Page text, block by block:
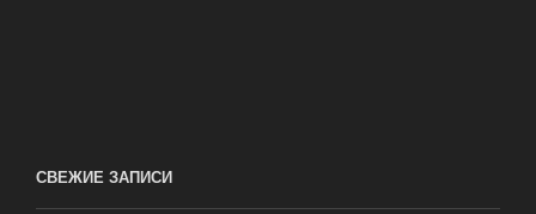
СВЕЖИЕ ЗАПИСИ